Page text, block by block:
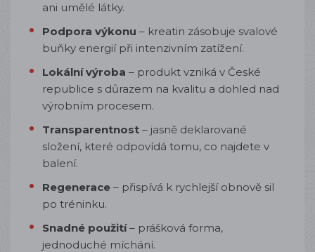
ani umělé látky.
Podpora výkonu – kreatin zásobuje svalové
buňky energií při intenzivním zatížení.
Lokální výroba – produkt vzniká v České
republice s důrazem na kvalitu a dohled nad
výrobním procesem.
Transparentnost – jasně deklarované
složení, které odpovídá tomu, co najdete v
balení.
Regenerace – přispívá k rychlejší obnově sil
po tréninku.
Snadné použití– prášková forma,
jednoduché míchání.